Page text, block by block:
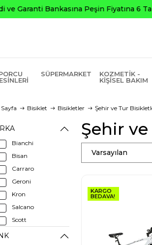
SÜPERMARKET
KOZMETIK -
KIŞISEL BAKIM
Bisiklet Bisikletler Şehir ve Tur
Bianchi
Bisan
Carraro
Geroni
Kron
Salcano
Scott
Şehir
Varsayılan
KARGO
BEDAVA!